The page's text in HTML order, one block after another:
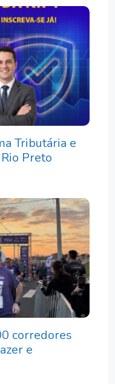
Tributária e
Preto
corredores
e